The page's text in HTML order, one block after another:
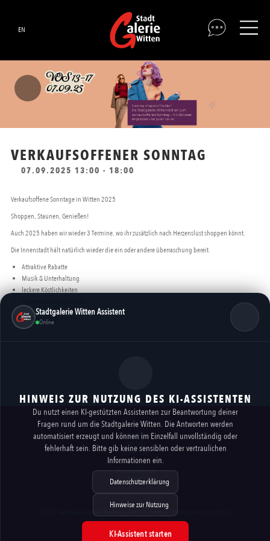
EN
Stadtgalerie Witten Assistent
Online
HINWEIS ZUR NUTZUNG DES KI-ASSISTENTEN
Du nutzt einen KI-gestützten Assistenten zur Beantwortung deiner
Fragen rund um die Stadtgalerie Witten. Die Antworten werden
automatisiert erzeugt und können im Einzelfall unvollständig oder
fehlerhaft sein. Bitte gib keine sensiblen oder vertraulichen
Informationen ein.
Datenschutzerklärung
Hinweise zur Nutzung
KI-Assistent starten
VERKAUFSOFFENER SONNTAG
07.09.2025 13:00 - 18:00
Verkaufsoffene Sonntage in Witten 2025
Shoppen, Staunen, Genießen!
Auch 2025 haben wir wieder 3 Termine, wo ihr zusätzlich nach Herzenslust shoppen könnt.
Die Innenstadt hält natürlich wieder die ein oder andere überraschung bereit.
Attraktive Rabatte
Musik & Unterhaltung
leckere Köstlichkeiten
Witten freut sich auf euch!
Vermietung
Kontakt
Impressum
Datenschutz
Barrierefreiheit
KI-HINWEISE
©2023 StadtGalerie Witten Marketing GmbH // made by imexx communications